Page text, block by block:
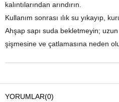
kalıntılarından arındırın.
Kullanım sonrası ılık su yıkayıp,
Ahşap sapı suda bekletmeyin;
şişmesine ve çatlamasına neden
YORUMLAR(0)